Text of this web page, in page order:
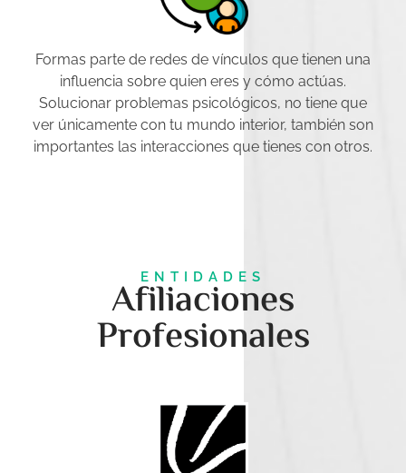
Formas parte de redes de vínculos que tienen una
influencia sobre quien eres y cómo actúas.
Solucionar problemas psicológicos, no tiene que
ver únicamente con tu mundo interior, también son
importantes las interacciones que tienes con otros.
ENTIDADES
Afiliaciones
Profesionales